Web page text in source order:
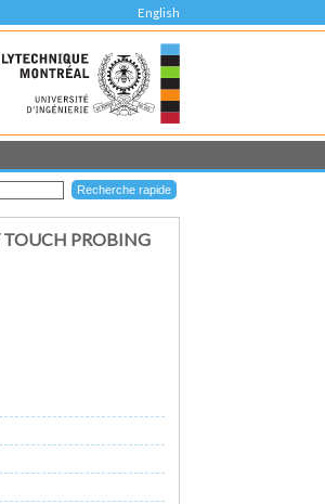
English
TOUCH PROBING